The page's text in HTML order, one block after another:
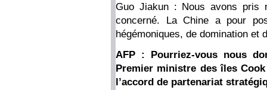
Guo Jiakun : Nous avons pris
concerné. La Chine a pour
hégémoniques, de domination et
AFP : Pourriez-vous nous
Premier ministre des îles
l’accord de partenariat